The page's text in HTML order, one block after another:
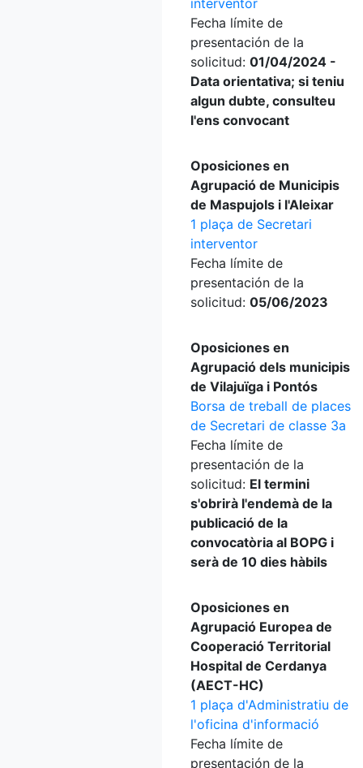
interventor
Fecha límite de
presentación de la
solicitud: 01/04/2024 -
Data orientativa; si teniu
algun dubte, consulteu
l'ens convocant
Oposiciones en
Agrupació de Municipis
de Maspujols i l'Aleixar
1 plaça de Secretari
interventor
Fecha límite de
presentación de la
solicitud: 05/06/2023
Oposiciones en
Agrupació dels municipis
de Vilajuïga i Pontós
Borsa de treball de places
de Secretari de classe 3a
Fecha límite de
presentación de la
solicitud: El termini
s'obrirà l'endemà de la
publicació de la
convocatòria al BOPG i
serà de 10 dies hàbils
Oposiciones en
Agrupació Europea de
Cooperació Territorial
Hospital de Cerdanya
(AECT-HC)
1 plaça d'Administratiu de
l'oficina d'informació
Fecha límite de
presentación de la